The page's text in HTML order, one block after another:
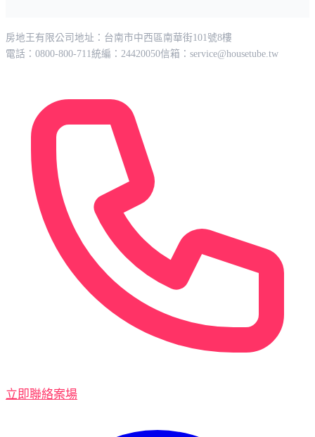
房地王有限公司 地址：台南市中西區南華街101號8樓
電話：0800-800-711統編：24420050信箱： service@housetube.tw
立即聯絡案場